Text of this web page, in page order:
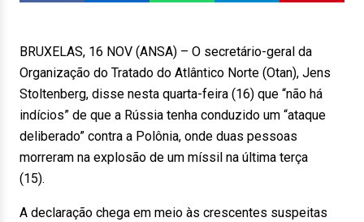
BRUXELAS, 16 NOV (ANSA) – O secretário-geral da
Organização do Tratado do Atlântico Norte (Otan), Jens
Stoltenberg, disse nesta quarta-feira (16) que “não há
indícios” de que a Rússia tenha conduzido um “ataque
deliberado” contra a Polônia, onde duas pessoas
morreram na explosão de um míssil na última terça
(15).
A declaração chega em meio às crescentes suspeitas